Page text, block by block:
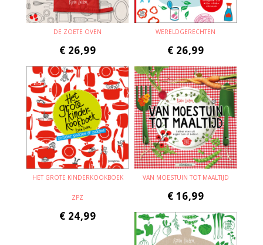
DE ZOETE OVEN
€ 26,99
WERELDGERECHTEN
€ 26,99
HET GROTE KINDERKOOKBOEK
ZPZ
€ 24,99
VAN MOESTUIN TOT MAALTIJD
€ 16,99